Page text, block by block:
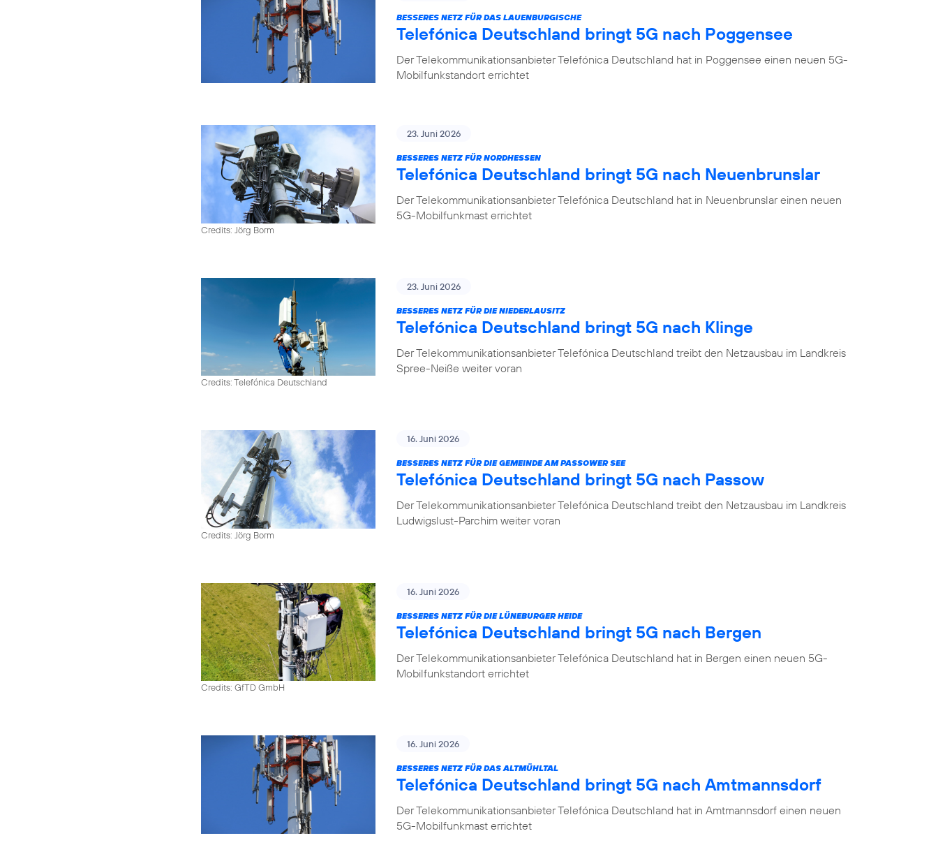
BESSERES NETZ FÜR DAS LAUENBURGISCHE
Telefónica Deutschland bringt 5G nach Poggensee
Der Telekommunikationsanbieter Telefónica Deutschland hat in Poggensee einen neuen 5G-
Mobilfunkstandort errichtet
Credits: Jörg Borm
23. Juni 2026
BESSERES NETZ FÜR NORDHESSEN
Telefónica Deutschland bringt 5G nach Neuenbrunslar
Der Telekommunikationsanbieter Telefónica Deutschland hat in Neuenbrunslar einen neuen
5G-Mobilfunkmast errichtet
Credits: Telefónica Deutschland
23. Juni 2026
BESSERES NETZ FÜR DIE NIEDERLAUSITZ
Telefónica Deutschland bringt 5G nach Klinge
Der Telekommunikationsanbieter Telefónica Deutschland treibt den Netzausbau im Landkreis
Spree-Neiße weiter voran
Credits: Jörg Borm
16. Juni 2026
BESSERES NETZ FÜR DIE GEMEINDE AM PASSOWER SEE
Telefónica Deutschland bringt 5G nach Passow
Der Telekommunikationsanbieter Telefónica Deutschland treibt den Netzausbau im Landkreis
Ludwigslust-Parchim weiter voran
Credits: GfTD GmbH
16. Juni 2026
BESSERES NETZ FÜR DIE LÜNEBURGER HEIDE
Telefónica Deutschland bringt 5G nach Bergen
Der Telekommunikationsanbieter Telefónica Deutschland hat in Bergen einen neuen 5G-
Mobilfunkstandort errichtet
16. Juni 2026
BESSERES NETZ FÜR DAS ALTMÜHLTAL
Telefónica Deutschland bringt 5G nach Amtmannsdorf
Der Telekommunikationsanbieter Telefónica Deutschland hat in Amtmannsdorf einen neuen
5G-Mobilfunkmast errichtet